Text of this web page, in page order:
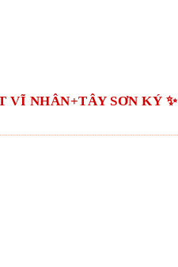
VĨ NHÂN+TÂY SƠN KÝ ✨